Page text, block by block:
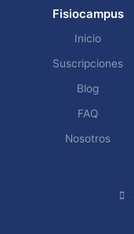
Fisiocampus
Inicio
Suscripciones
Blog
FAQ
Nosotros